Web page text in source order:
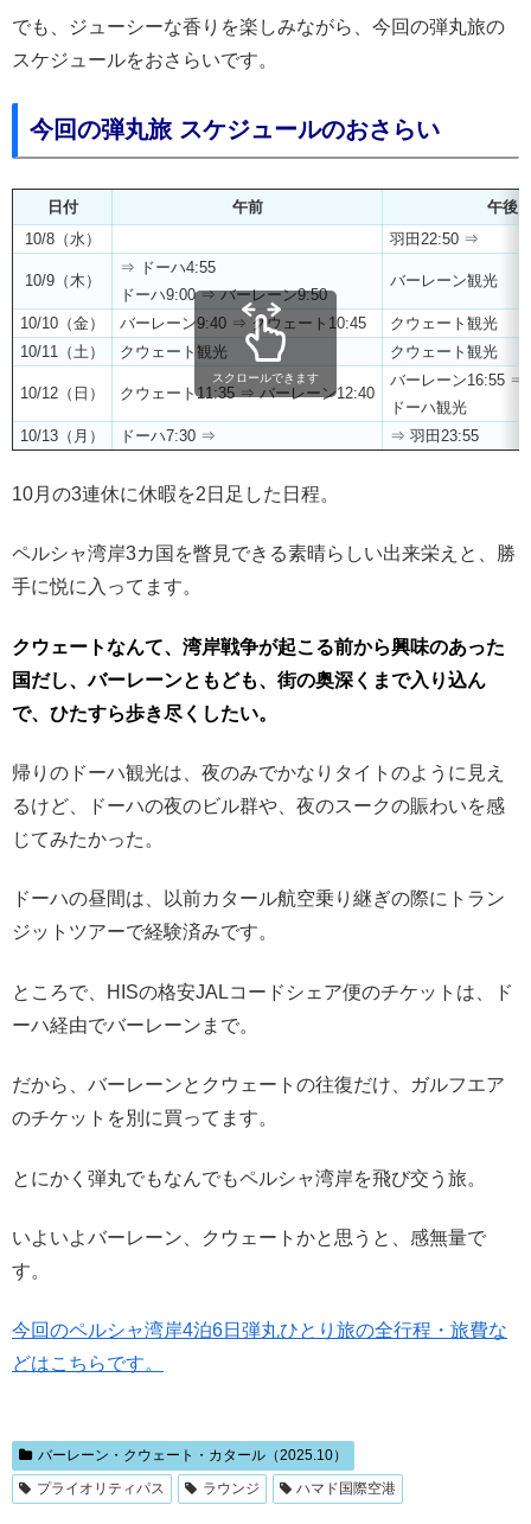
でも、ジューシーな香りを楽しみながら、今回の弾丸旅の
スケジュールをおさらいです。
今回の弾丸旅 スケジュールのおさらい
日付 午前
午後
10/8（水）
羽田22:50 ⇒
10/9（木）
⇒ ドーハ4:55
ドーハ9:00 ⇒ バーレーン9:50
バーレーン観光
10/10（金） バーレーン9:40 ⇒ クウェート10:45
クウェート観光
10/11（土）
クウェート観光 クウェート観光
10/12（日） クウェート11:35 ⇒ バーレーン12:40
バーレーン16:55 ⇒
ドーハ観光
10/13（月）
ドーハ7:30 ⇒ ⇒ 羽田23:55
スクロールできます
10月の3連休に休暇を2日足した日程。
ペルシャ湾岸3カ国を瞥見できる素晴らしい出来栄えと、勝
手に悦に入ってます。
クウェートなんて、湾岸戦争が起こる前から興味のあった
国だし、バーレーンともども、街の奥深くまで入り込ん
で、ひたすら歩き尽くしたい。
帰りのドーハ観光は、夜のみでかなりタイトのように見え
るけど、ドーハの夜のビル群や、夜のスークの賑わいを感
じてみたかった。
ドーハの昼間は、以前カタール航空乗り継ぎの際にトラン
ジットツアーで経験済みです。
ところで、HISの格安JALコードシェア便のチケットは、ド
ーハ経由でバーレーンまで。
だから、バーレーンとクウェートの往復だけ、ガルフエア
のチケットを別に買ってます。
とにかく弾丸でもなんでもペルシャ湾岸を飛び交う旅。
いよいよバーレーン、クウェートかと思うと、感無量で
す。
今回のペルシャ湾岸4泊6日弾丸ひとり旅の全行程・旅費な
どはこちらです。
バーレーン・クウェート・カタール（2025.10）
プライオリティパス
ラウンジ ハマド国際空港